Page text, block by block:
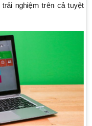
nghiệm trên cả tuyệt